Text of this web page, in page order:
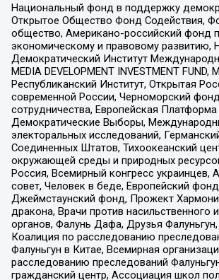
Национальный фонд в поддержку
Открытое Общество Фонд Содействия,
общество, Американо-российский фонд
экономическому и правовому развитию,
Демократический Институт
MEDIA DEVELOPMENT INVESTMENT
Республиканский Институт, Открытая
современной России, Черноморский
сотрудничества, Европейская Платформа
Демократические Выборы,
электоральных исследований,
Соединенных Штатов, Тихоокеанский
окружающей среды и природных
Россия, Всемирный конгресс украинцев,
совет, Человек в беде, Европейский
Джеймстаунский фонд, Прожект
дракона, Врачи против насильственного
органов, Фалунь Дафа, Друзья Фалуньгун,
Коалиция по расследованию
Фалуньгун в Китае, Всемирная
расследованию преследований
гражданский центр, Ассоциация школ